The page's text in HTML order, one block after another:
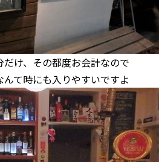
け、その都度お会計なので
て時にも入りやすいですよ